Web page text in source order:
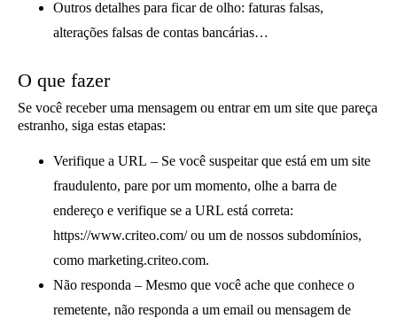
Outros detalhes para ficar de olho: faturas falsas,
alterações falsas de contas bancárias…
O que fazer
Se você receber uma mensagem ou entrar em um site que pareça
estranho, siga estas etapas:
Verifique a URL – Se você suspeitar que está em um site
fraudulento, pare por um momento, olhe a barra de
endereço e verifique se a URL está correta:
https://www.criteo.com/ ou um de nossos subdomínios,
como marketing.criteo.com.
Não responda – Mesmo que você ache que conhece o
remetente, não responda a um email ou mensagem de